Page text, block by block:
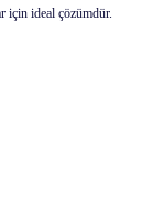
için ideal çözümdür.